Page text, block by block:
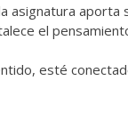
asignatura
el
esté